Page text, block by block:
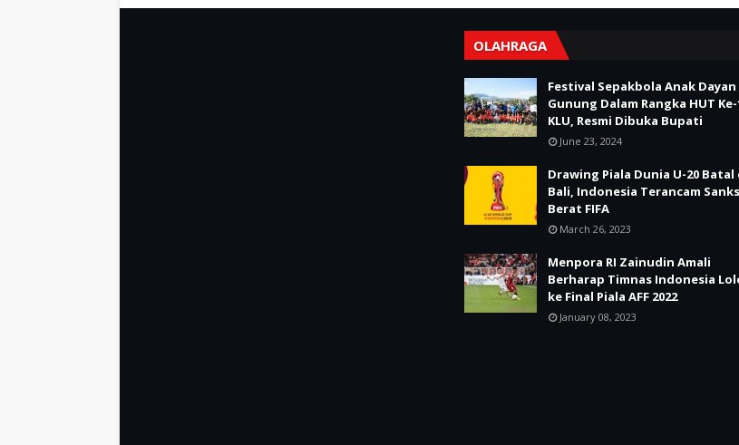
OLAHRAGA
Festival Sepakbola Anak Dayan
Gunung Dalam Rangka HUT Ke-
KLU, Resmi Dibuka Bupati
June 23, 2024
Drawing Piala Dunia U-20 Batal
Bali, Indonesia Terancam
Berat FIFA
March 26, 2023
Menpora RI Zainudin Amali
Berharap Timnas Indonesia
ke Final Piala AFF 2022
January 08, 2023